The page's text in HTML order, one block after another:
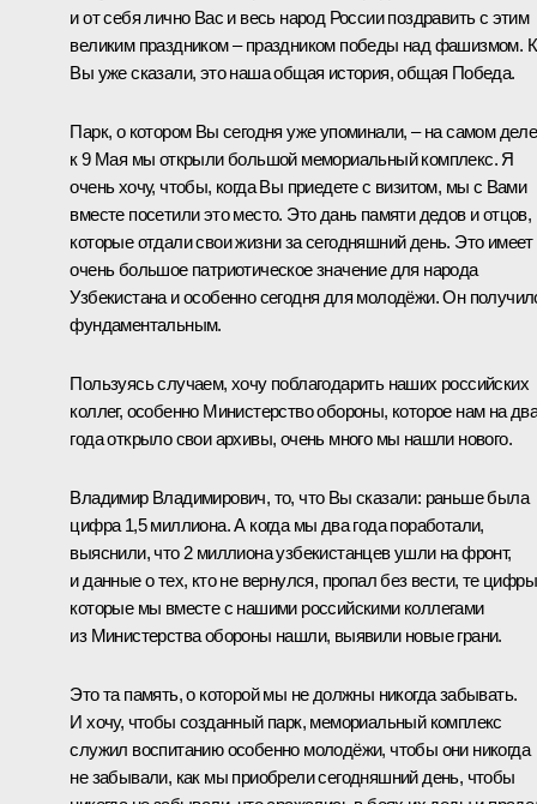
и от себя лично Вас и весь народ России поздравить с этим
великим праздником – праздником победы над фашизмом.
Вы уже сказали, это наша общая история, общая Победа.
Парк, о котором Вы сегодня уже упоминали, – на самом деле
к 9 Мая мы открыли большой мемориальный комплекс. Я
очень хочу, чтобы, когда Вы приедете с визитом, мы с Вами
вместе посетили это место. Это дань памяти дедов и отцов,
которые отдали свои жизни за сегодняшний день. Это имеет
очень большое патриотическое значение для народа
Узбекистана и особенно сегодня для молодёжи. Он
фундаментальным.
Пользуясь случаем, хочу поблагодарить наших российских
коллег, особенно Министерство обороны, которое нам на
года открыло свои архивы, очень много мы нашли нового.
Владимир Владимирович, то, что Вы сказали: раньше была
цифра 1,5 миллиона. А когда мы два года поработали,
выяснили, что 2 миллиона узбекистанцев ушли на фронт,
и данные о тех, кто не вернулся, пропал без вести, те
которые мы вместе с нашими российскими коллегами
из Министерства обороны нашли, выявили новые грани.
Это та память, о которой мы не должны никогда забывать.
И хочу, чтобы созданный парк, мемориальный комплекс
служил воспитанию особенно молодёжи, чтобы они никогда
не забывали, как мы приобрели сегодняшний день, чтобы